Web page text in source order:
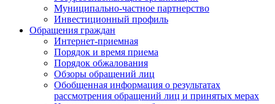
Муниципально-частное партнерство
Инвестиционный профиль
Обращения граждан
Интернет-приемная
Порядок и время приема
Порядок обжалования
Обзоры обращений лиц
Обобщенная информация о результатах
рассмотрения обращений лиц и принятых мерах